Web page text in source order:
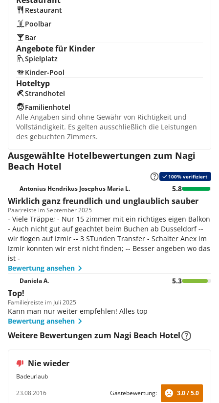
Restaurant
Poolbar
Bar
Angebote für Kinder
Spielplatz
Kinder-Pool
Hoteltyp
Strandhotel
Familienhotel
Alle Angaben sind ohne Gewähr von Richtigkeit und
Vollständigkeit. Es gelten ausschließlich die Leistungen
des gebuchten Zimmers.
Ausgewählte Hotelbewertungen zum Nagi
Beach Hotel
100% verifiziert
Antonius Hendrikus Josephus Maria L. 5.8
Wirklich ganz freundlich und unglaublich sauber
Paarreiste im September 2025
- Viele Träppe; - Nur 15 zimmer mit ein richtiges eigen Balkon
- Auch nicht gut auf geachtet beim Buchen ab Dusseldorf --
wir flogen auf Izmir -- 3 STunden Transfer - Schalter Anex im
Izmir konnten wir erst nicht finden; -- Besser angeben wo das
ist -
Bewertung ansehen
Daniela A. 5.3
Top!
Familiereiste im Juli 2025
Kann man nur weiter empfehlen! Alles top
Bewertung ansehen
Weitere Bewertungen zum Nagi Beach Hotel
Nie wieder
Badeurlaub
23.08.2016
Gästebewertung: 3.0 / 5.0